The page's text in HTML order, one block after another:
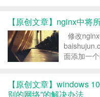
【原创文章】nginx中将
修改
面添加一
【原创文章】windows
别的网络”的解决办法